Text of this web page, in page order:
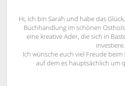
Hi, ich bin Sarah und habe das
Buchhandlung im schönen
eine kreative Ader, die sich in
investiere.
Ich wünsche euch viel Freude
auf dem es hauptsächlich um